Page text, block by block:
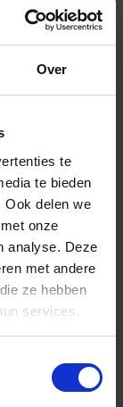
Over
te
te bieden
Ook delen we
onze
analyse. Deze
met andere
ze hebben
services.